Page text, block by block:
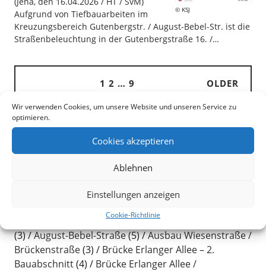
Wir verwenden Cookies, um unsere Website und unseren Service zu
optimieren.
Cookies akzeptieren
Ablehnen
Einstellungen anzeigen
Cookie-Richtlinie
KSJ
Aufgrund von Tiefbauarbeiten im
Kreuzungsbereich Gutenbergstr. / August-Bebel-Str. ist die
Straßenbeleuchtung in der Gutenbergstraße 16. /…
1 2 … 9 OLDER
Search
Ammerbacherbrücke / Ahornstraße
(3) August-Bebel-Straße(5) Ausbau Wiesenstraße /
Brückenstraße(3)
Brücke Erlanger Allee – 2.
Bauabschnitt(4)
Brücke Erlanger Allee /